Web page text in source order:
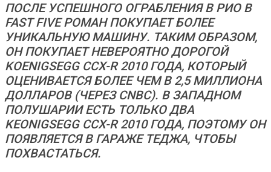
ПОСЛЕ УСПЕШНОГО ОГРАБЛЕНИЯ В РИО В
FAST FIVEРОМАН ПОКУПАЕТ БОЛЕЕ
УНИКАЛЬНУЮ МАШИНУ. ТАКИМ ОБРАЗОМ,
ОН ПОКУПАЕТ НЕВЕРОЯТНО ДОРОГОЙ
KOENIGSEGG CCX-R 2010 ГОДА, КОТОРЫЙ
ОЦЕНИВАЕТСЯ БОЛЕЕ ЧЕМ В 2,5 МИЛЛИОНА
ДОЛЛАРОВ (ЧЕРЕЗ CNBC). В ЗАПАДНОМ
ПОЛУШАРИИ ЕСТЬ ТОЛЬКО ДВА
KEONIGSEGG CCX-R 2010 ГОДА, ПОЭТОМУ ОН
ПОЯВЛЯЕТСЯ В ГАРАЖЕ ТЕДЖА, ЧТОБЫ
ПОХВАСТАТЬСЯ.